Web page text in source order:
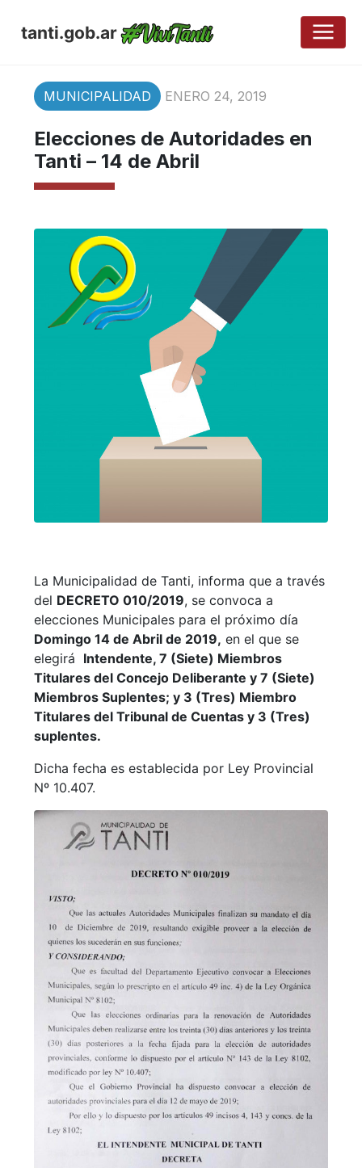
tanti.gob.ar
MUNICIPALIDAD ENERO 24, 2019
Elecciones de Autoridades en
Tanti – 14 de Abril
La Municipalidad de Tanti, informa que a través
del DECRETO 010/2019, se convoca a
elecciones Municipales para el próximo día
Domingo 14 de Abril de 2019, en el que se
elegirá Intendente, 7 (Siete) Miembros
Titulares del Concejo Deliberante y 7 (Siete)
Miembros Suplentes; y 3 (Tres) Miembro
Titulares del Tribunal de Cuentas y 3 (Tres)
suplentes.
Dicha fecha es establecida por Ley Provincial
Nº 10.407.